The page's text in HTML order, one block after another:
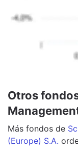
Otros
Más fondos de
(Europe) S.A.